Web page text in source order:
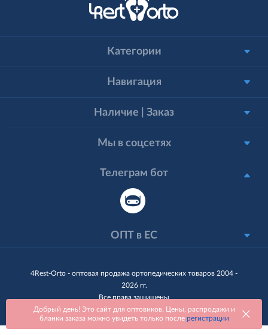
Добрый день! Это сайт для оптовиков. Цены, распродажи и
бланки заказа можно увидеть только после регистрации
4Rest-Orto - оптовая продажа ортопедических товаров 2004 -
2026 гг.
Все права защищены
Категории
Навигация
Наличие | Заказ
Мы в соцсетях
Телеграм бот
ОПТ в ЕС